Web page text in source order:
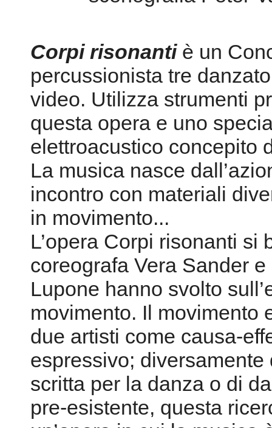
Corpi risonanti è un
percussionista tre
video. Utilizza strumenti
questa opera e uno
elettroacustico concepito
La musica nasce
incontro con materiali
in movimento...
L’opera Corpi risonanti
coreografa Vera Sander
Lupone hanno svolto
movimento. Il movimento
due artisti come causa-
espressivo;
scritta per la danza o di
pre-esistente, questa